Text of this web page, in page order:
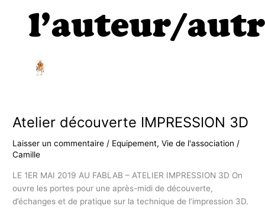
l’auteur/
Atelier découverte IMPRESSION 3D
Laisser un commentaire / Equipement,Vie de l'association /
Camille
LE 1ER MAI 2019 AU FABLAB – ATELIER IMPRESSION 3D On
ouvre les portes pour une après-midi de découverte,
d’échanges et de pratique sur la technique de l’impression 3D.